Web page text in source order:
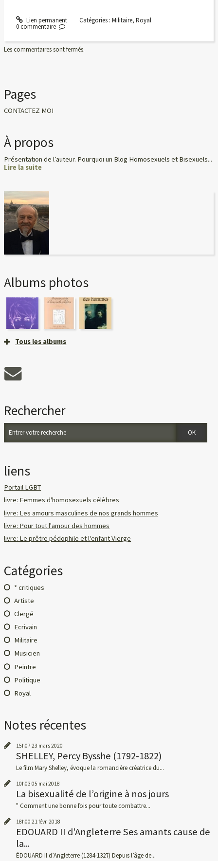
Lien permanent Catégories : Militaire, Royal
0 commentaire
Les commentaires sont fermés.
Pages
CONTACTEZ MOI
À propos
Présentation de l’auteur. Pourquoi un Blog Homosexuels et Bisexuels...
Lire la suite
Albums photos
Tous les albums
Rechercher
liens
Portail LGBT
livre: Femmes d'homosexuels célèbres
livre: Les amours masculines de nos grands hommes
livre: Pour tout l'amour des hommes
livre: Le prêtre pédophile et l'enfant Vierge
Catégories
* critiques
Artiste
Clergé
Ecrivain
Militaire
Musicien
Peintre
Politique
Royal
Notes récentes
15h07 23 mars 2020
SHELLEY, Percy Bysshe (1792-1822)
Le film Mary Shelley, évoque la romancière créatrice du...
10h03 05 mai 2018
La bisexualité de l’origine à nos jours
" Comment une bonne fois pour toute combattre...
18h00 21févr. 2018
EDOUARD II d'Angleterre Ses amants cause de
la...
ÉDOUARD II d’Angleterre (1284-1327) Depuis l’âge de...